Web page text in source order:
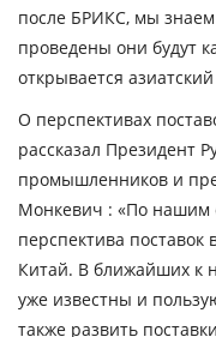
после БРИКС, мы знаем
проведены они будут
открывается
О перспективах
рассказал Президент
промышленников и
Монкевич : «По нашим
перспектива поставок
Китай. В ближайших к
уже известны и
также развить